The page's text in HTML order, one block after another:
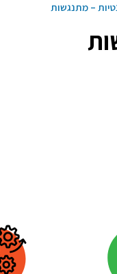
– מתנגשות